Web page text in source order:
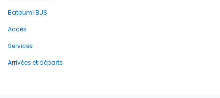
Batoumi BUS
Accès
Services
Arrivées et départs